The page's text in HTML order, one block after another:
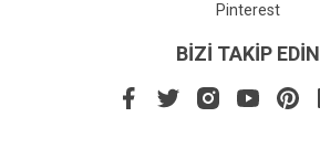
Pinterest
BİZİ TAKİP EDİN